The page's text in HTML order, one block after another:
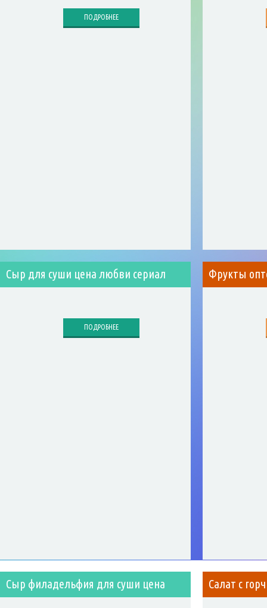
ПОДРОБНЕЕ
Сыр для суши цена любви сериал
ПОДРОБНЕЕ
Фрукты
Сыр филадельфия для суши цена Салат с